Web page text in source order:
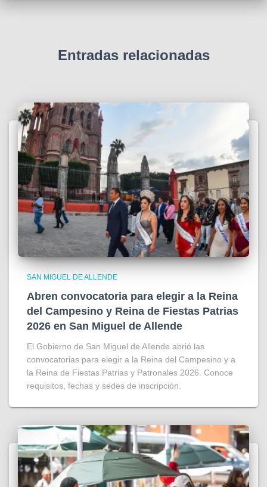
Entradas relacionadas
SAN MIGUEL DE ALLENDE
Abren convocatoria para elegir a la Reina
del Campesino y Reina de Fiestas Patrias
2026 en San Miguel de Allende
El Gobierno de San Miguel de Allende abrió las
convocatorias para elegir a la Reina del Campesino y a
la Reina de Fiestas Patrias y Patronales 2026. Conoce
requisitos, fechas y sedes de inscripción.